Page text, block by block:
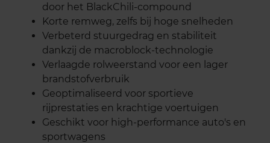
door het BlackChili-compound
Korte remweg, zelfs bij hoge snelheden
Verbeterd stuurgedrag en stabiliteit
dankzij de macroblock-technologie
Verlaagde rolweerstand voor een lager
brandstofverbruik
Geoptimaliseerd voor sportieve
rijprestaties en krachtige voertuigen
Geschikt voor high-performance auto's en
sportwagens